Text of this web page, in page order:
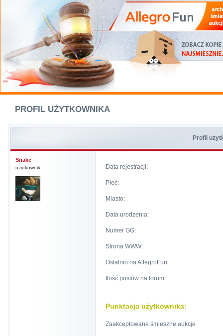
PROFIL UŻYTKOWNIKA
Profil
Snake
użytkownik Data rejestracji:
Płeć:
Miasto:
Data urodzenia:
Numer GG:
Strona WWW:
Ostatnio na AllegroFun:
Ilość postów na forum:
Punktacja użytkownika:
Zaakceptowane śmieszne aukcje